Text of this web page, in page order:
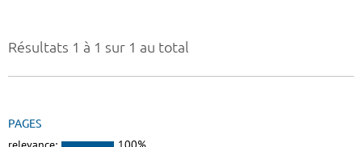
Résultats 1 à 1 sur 1 au total
PAGES